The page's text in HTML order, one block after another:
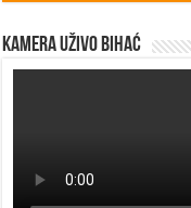
Kamera uživo Bihać